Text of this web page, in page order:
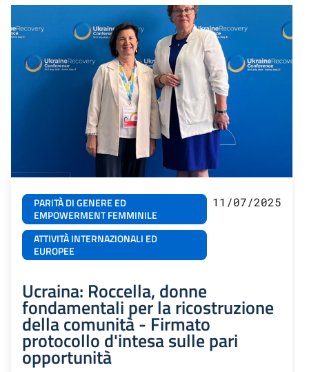
PARITÀ DI GENERE ED
EMPOWERMENT FEMMINILE
ATTIVITÀ INTERNAZIONALI ED
EUROPEE
11/07/2025
Ucraina: Roccella, donne
fondamentali per la ricostruzione
della comunità - Firmato
protocollo d'intesa sulle pari
opportunità